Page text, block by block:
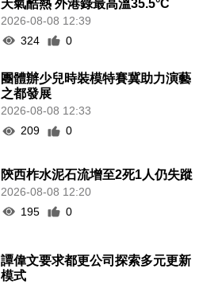
天氣酷熱 外港錄最高溫35.5°C
2026-08-08 12:39
324
0
團體辦少兒時裝模特賽冀助力演藝
之都發展
2026-08-08 12:33
209
0
陝西柞水泥石流增至2死1人仍失蹤
2026-08-08 12:20
195
0
譚偉文要求都更公司探索多元更新
模式